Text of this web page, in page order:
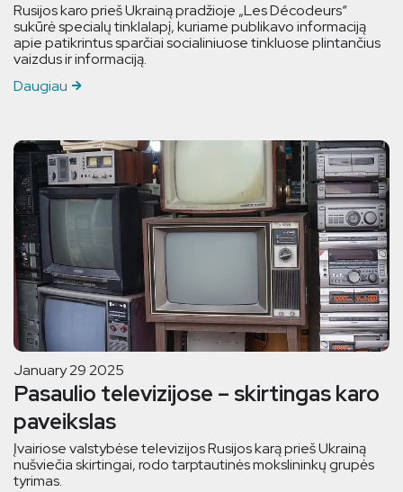
Rusijos karo prieš Ukrainą pradžioje „Les Décodeurs“
sukūrė specialų tinklalapį, kuriame publikavo informaciją
apie patikrintus sparčiai socialiniuose tinkluose plintančius
vaizdus ir informaciją.
Daugiau
January 29 2025
Pasaulio televizijose – skirtingas karo
paveikslas
Įvairiose valstybėse televizijos Rusijos karą prieš Ukrainą
nušviečia skirtingai, rodo tarptautinės mokslininkų grupės
tyrimas.